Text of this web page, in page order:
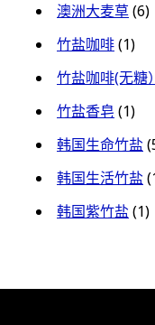
澳洲大麦草(6)
竹盐咖啡(1)
竹盐咖啡(无糖）
竹盐香皂 (1)
韩国生命竹盐
韩国生活竹盐
韩国紫竹盐(1)